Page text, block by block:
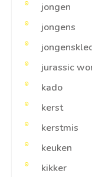
jongen
jongens
jurassic
kado
kerst
kerstmis
keuken
kikker